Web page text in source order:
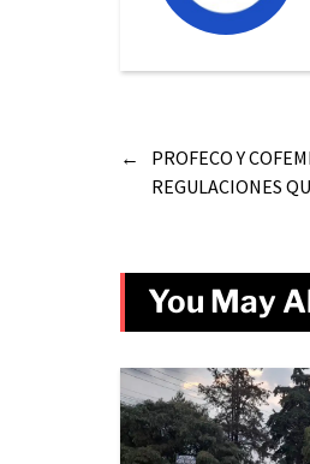
←
PROFECO Y
REGULACIONES
You May